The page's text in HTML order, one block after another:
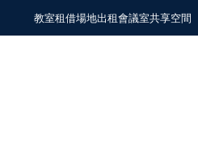
教室租借場地出租會議室共享空間